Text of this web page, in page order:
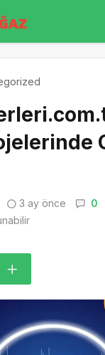
3 ay önce 0